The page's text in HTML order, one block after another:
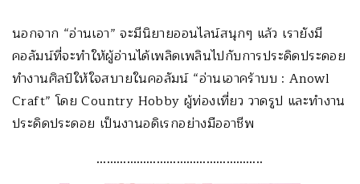
นอกจาก “อ่านเอา” จะมีนิยายออนไลน์สนุกๆ แล้ว เรายังมี
คอลัมน์ที่จะทำให้ผู้อ่านได้เพลิดเพลินไปกับการประดิดประดอย
ทำงานศิลป์ให้ใจสบายในคอลัมน์ “อ่านเอาคร้าบบ : Anowl
Craft” โดย Country Hobby ผู้ท่องเที่ยว วาดรูป และทำงาน
ประดิดประดอย เป็นงานอดิเรกอย่างมืออาชีพ
…………………………………………..